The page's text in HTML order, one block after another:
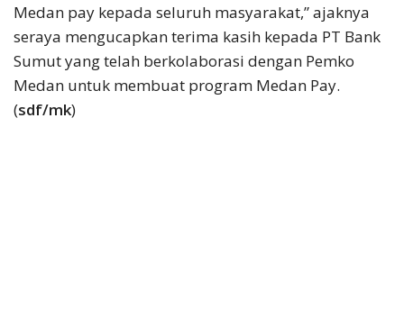
Medan pay kepada seluruh masyarakat,” ajaknya
seraya mengucapkan terima kasih kepada PT Bank
Sumut yang telah berkolaborasi dengan Pemko
Medan untuk membuat program Medan Pay.
(sdf/mk)